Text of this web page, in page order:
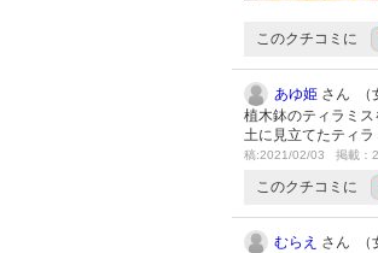
このクチコミに
あゆ姫 さん （
植木鉢のティラミ
土に見立てたティ
稿:2021/02/03 掲載：
このクチコミに
むらえ さん （